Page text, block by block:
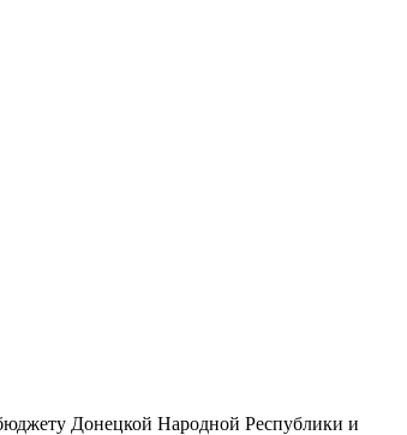
Донецкой Народной Республики и